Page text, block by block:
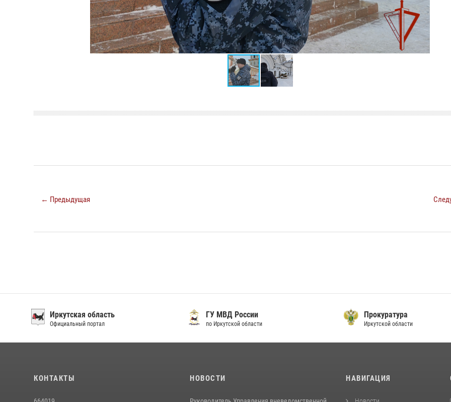
← Предыдущая
Иркутская область
Официальный портал
ГУ МВД России
по Иркутской области
Прокуратура
Иркутской области
КОНТАКТЫ НОВОСТИ НАВИГАЦИЯ